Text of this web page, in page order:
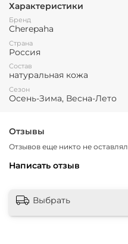
Характеристики
Бренд
Cherepaha
Страна
Россия
Состав
натуральная кожа
Сезон
Осень-Зима, Весна-Лето
Отзывы
Отзывов еще никто не оставлял
Написать отзыв
Выбрать